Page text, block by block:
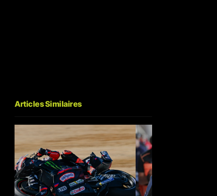
Articles Similaires